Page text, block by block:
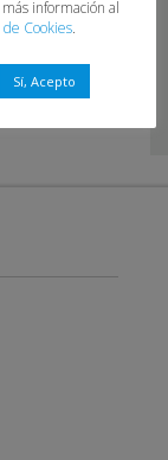
información al
de Cookies.
Sí, Acepto